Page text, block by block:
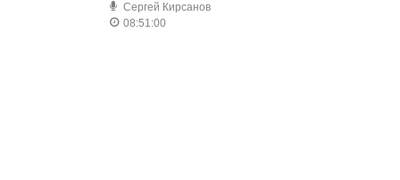
Сергей Кирсанов
08:51:00